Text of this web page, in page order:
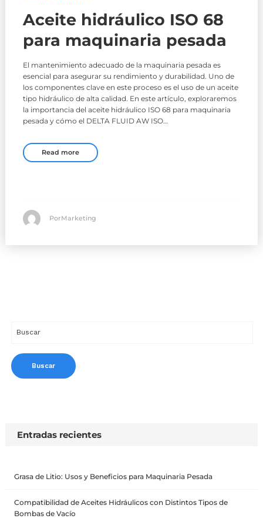
Aceite hidráulico ISO 68
para maquinaria pesada
El mantenimiento adecuado de la maquinaria pesada es
esencial para asegurar su rendimiento y durabilidad. Uno de
los componentes clave en este proceso es el uso de un aceite
tipo hidráulico de alta calidad. En este artículo, exploraremos
la importancia del aceite hidráulico ISO 68 para maquinaria
pesada y cómo el DELTA FLUID AW ISO…
Read more
PorMarketing
Entradas recientes
Grasa de Litio: Usos y Beneficios para Maquinaria Pesada
Compatibilidad de Aceites Hidráulicos con Distintos Tipos de
Bombas de Vacío